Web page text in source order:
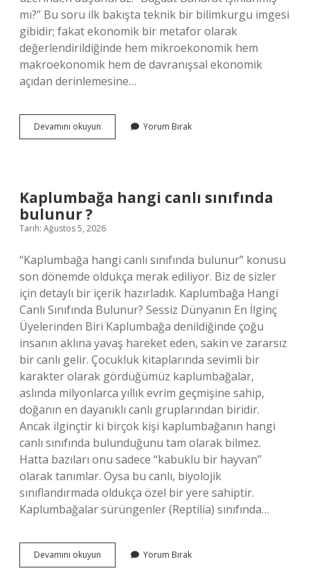
mı?” Bu soru ilk bakışta teknik bir bilimkurgu imgesi
gibidir; fakat ekonomik bir metafor olarak
değerlendirildiğinde hem mikroekonomik hem
makroekonomik hem de davranışsal ekonomik
açıdan derinlemesine…
Devamını okuyun
Baharat
Yorum Bırak
Kaplumbağa hangi canlı sınıfında
bulunur ?
Tarih: Ağustos 5, 2026
“Kaplumbağa hangi canlı sınıfında bulunur” konusu
son dönemde oldukça merak ediliyor. Biz de sizler
için detaylı bir içerik hazırladık. Kaplumbağa Hangi
Canlı Sınıfında Bulunur? Sessiz Dünyanın En İlginç
Üyelerinden Biri Kaplumbağa denildiğinde çoğu
insanın aklına yavaş hareket eden, sakin ve zararsız
bir canlı gelir. Çocukluk kitaplarında sevimli bir
karakter olarak gördüğümüz kaplumbağalar,
aslında milyonlarca yıllık evrim geçmişine sahip,
doğanın en dayanıklı canlı gruplarından biridir.
Ancak ilginçtir ki birçok kişi kaplumbağanın hangi
canlı sınıfında bulunduğunu tam olarak bilmez.
Hatta bazıları onu sadece “kabuklu bir hayvan”
olarak tanımlar. Oysa bu canlı, biyolojik
sınıflandırmada oldukça özel bir yere sahiptir.
Kaplumbağalar sürüngenler (Reptilia) sınıfında…
Devamını okuyun Kaplumbağa
hangi
Yorum Bırak